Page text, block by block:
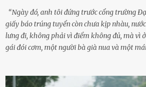
bánh rời khỏi bến...
“Ngày đó, anh tôi đứng trước cổng trường
giấy báo trúng tuyển còn chưa kịp nhàu,
lưng đi, không phải vì điểm không đủ, mà vì
gái đói cơm, một người bà già nua và một
có tin tức. Mọi gánh nặng đổ dồn lên đôi vai